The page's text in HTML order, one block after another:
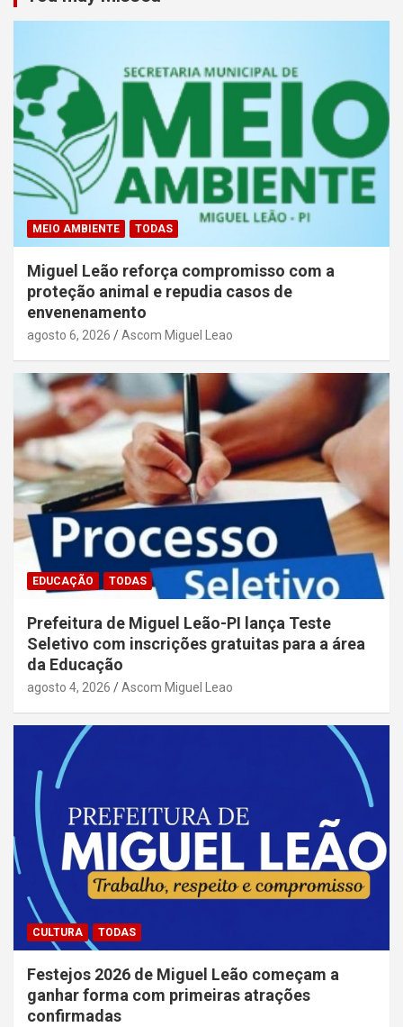
MEIO AMBIENTE TODAS
Miguel Leão reforça compromisso com a
proteção animal e repudia casos de
envenenamento
agosto 6, 2026 Ascom Miguel Leao
EDUCAÇÃO TODAS
Prefeitura de Miguel Leão-PI lança Teste
Seletivo com inscrições gratuitas para a área
da Educação
agosto 4, 2026 Ascom Miguel Leao
CULTURA TODAS
Festejos 2026 de Miguel Leão começam a
ganhar forma com primeiras atrações
confirmadas